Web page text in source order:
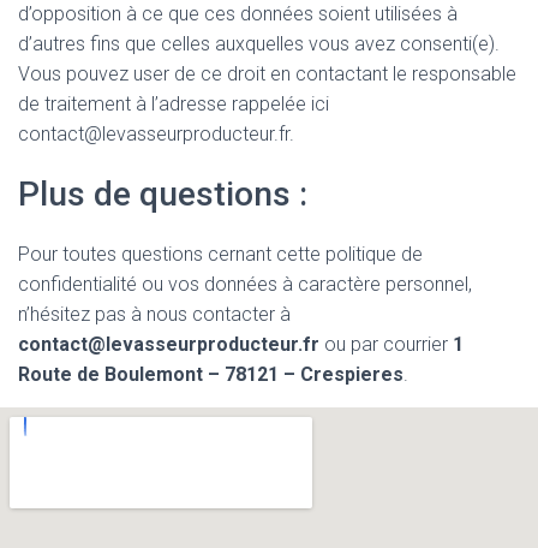
d’opposition à ce que ces données soient utilisées à
d’autres fins que celles auxquelles vous avez consenti(e).
Vous pouvez user de ce droit en contactant le responsable
de traitement à l’adresse rappelée ici
contact@levasseurproducteur.fr.
Plus de questions :
Pour toutes questions cernant cette politique de
confidentialité ou vos données à caractère personnel,
n’hésitez pas à nous contacter à
contact@levasseurproducteur.fr ou par courrier 1
Route de Boulemont – 78121 – Crespieres.